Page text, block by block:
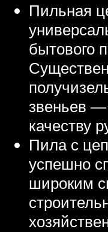
Пильная
бытового
звеньев —
качеству
Пила с
успешно
широким